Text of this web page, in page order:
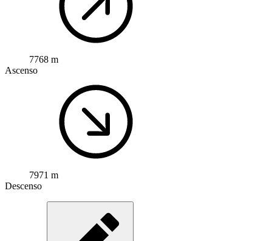
7768 m
Ascenso
7971 m
Descenso